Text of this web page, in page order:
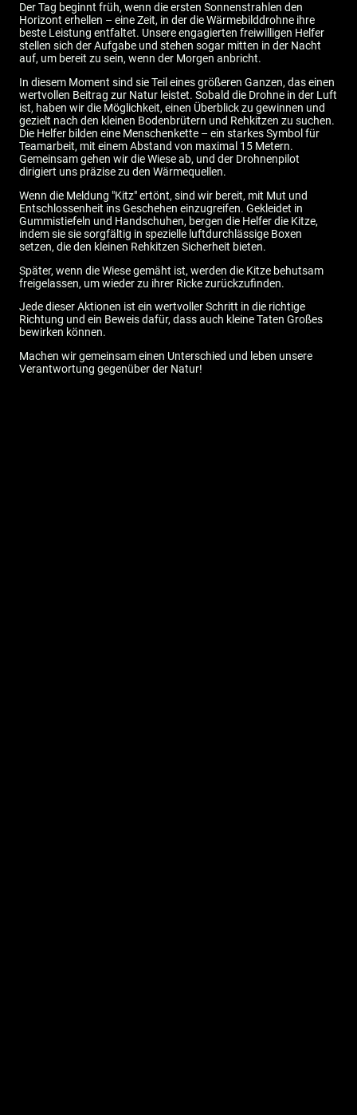
Der Tag beginnt früh, wenn die ersten Sonnenstrahlen den
Horizont erhellen – eine Zeit, in der die Wärmebilddrohne ihre
beste Leistung entfaltet. Unsere engagierten freiwilligen Helfer
stellen sich der Aufgabe und stehen sogar mitten in der Nacht
auf, um bereit zu sein, wenn der Morgen anbricht.
In diesem Moment sind sie Teil eines größeren Ganzen, das einen
wertvollen Beitrag zur Natur leistet. Sobald die Drohne in der Luft
ist, haben wir die Möglichkeit, einen Überblick zu gewinnen und
gezielt nach den kleinen Bodenbrütern und Rehkitzen zu suchen.
Die Helfer bilden eine Menschenkette – ein starkes Symbol für
Teamarbeit, mit einem Abstand von maximal 15 Metern.
Gemeinsam gehen wir die Wiese ab, und der Drohnenpilot
dirigiert uns präzise zu den Wärmequellen.
Wenn die Meldung "Kitz" ertönt, sind wir bereit, mit Mut und
Entschlossenheit ins Geschehen einzugreifen. Gekleidet in
Gummistiefeln und Handschuhen, bergen die Helfer die Kitze,
indem sie sie sorgfältig in spezielle luftdurchlässige Boxen
setzen, die den kleinen Rehkitzen Sicherheit bieten.
Später, wenn die Wiese gemäht ist, werden die Kitze behutsam
freigelassen, um wieder zu ihrer Ricke zurückzufinden.
Jede dieser Aktionen ist ein wertvoller Schritt in die richtige
Richtung und ein Beweis dafür, dass auch kleine Taten Großes
bewirken können.
Machen wir gemeinsam einen Unterschied und leben unsere
Verantwortung gegenüber der Natur!